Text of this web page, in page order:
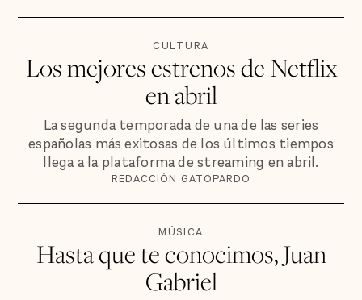
CULTURA
Los mejores estrenos de Netflix
en abril
La segunda temporada de una de las series
españolas más exitosas de los últimos tiempos
llega a la plataforma de streaming en abril.
REDACCIÓN GATOPARDO
MÚSICA
Hasta que te conocimos, Juan
Gabriel